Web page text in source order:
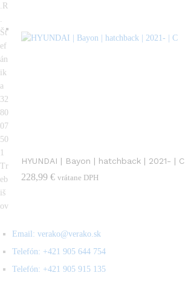
HYUNDAI | Bayon | hatchback | 2021- | C
228,99 € vrátane DPH
.R
Št
ef
án
ik
a
32
80
07
50
1
Tr
eb
iš
ov
Email: verako@verako.sk
Telefón: +421 905 644 754
Telefón: +421 905 915 135